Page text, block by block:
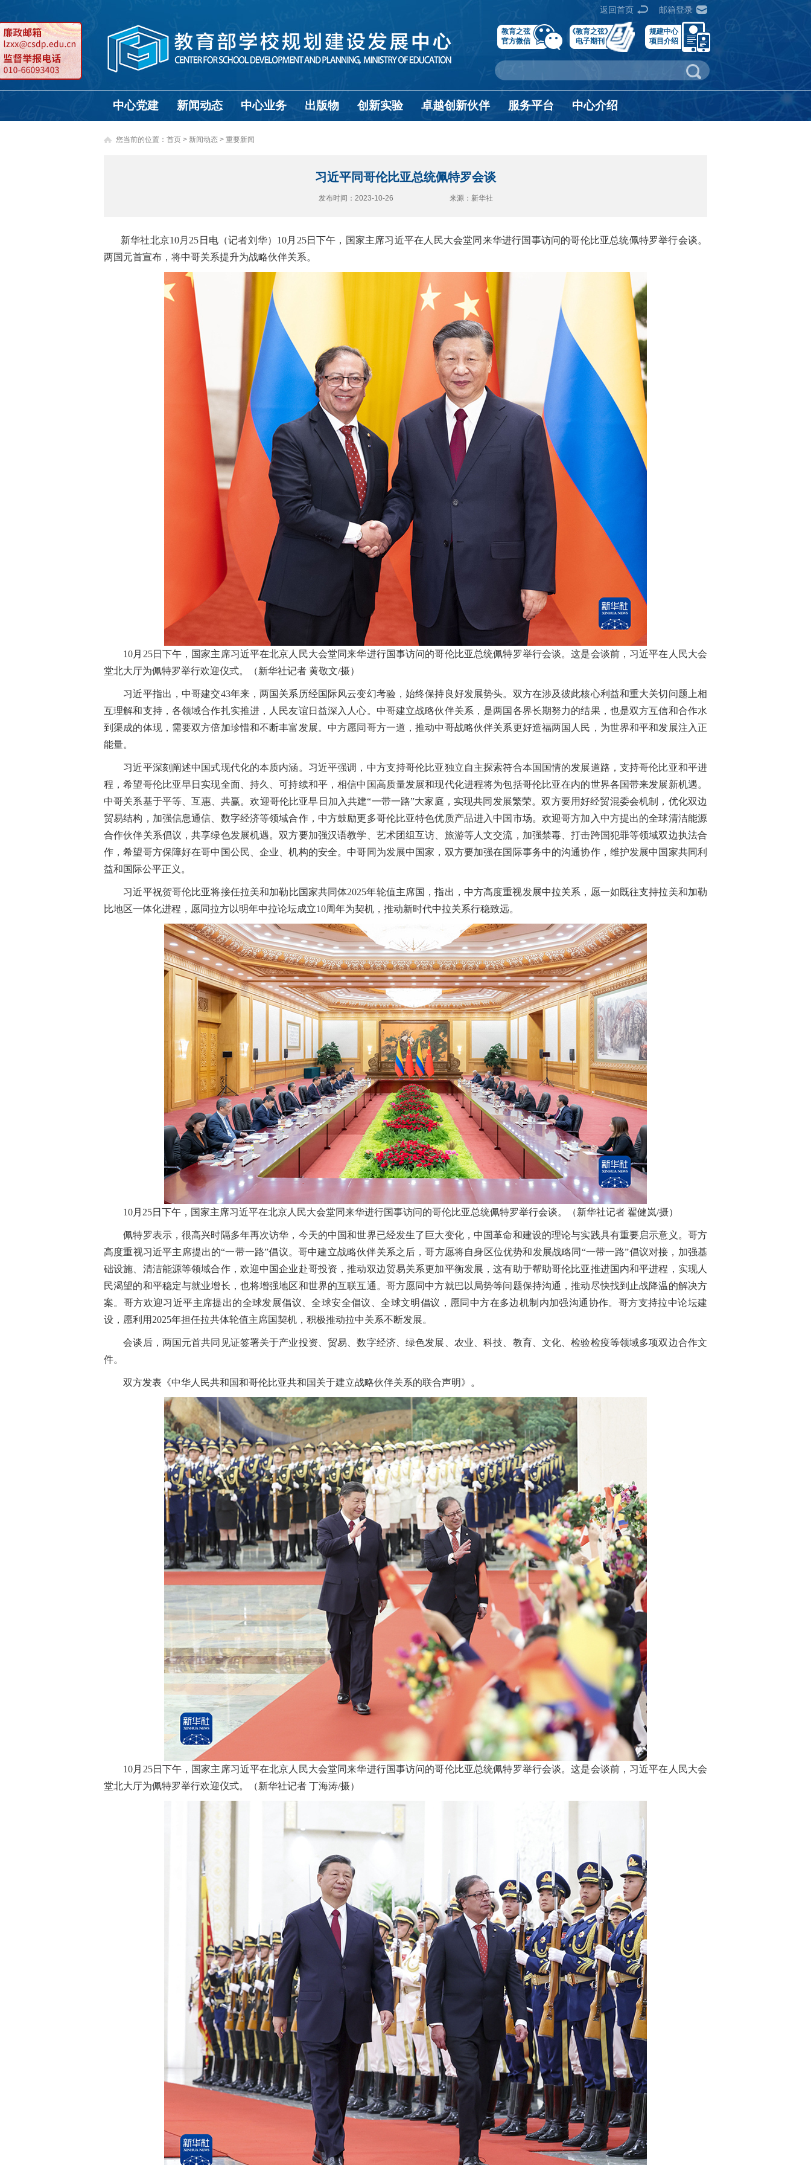
邮箱登录
返回首页
教育之弦
官方微信
规建中心
项目介绍
《教育之弦》
电子期刊
中心党建 新闻动态 中心业务 出版物 创新实验 卓越创新伙伴 服务平台 中心介绍
您当前的位置： 首页 > 新闻动态 > 重要新闻
习近平同哥伦比亚总统佩特罗会谈
发布时间：2023-10-26 来源：新华社
新华社北京10月25日电（记者刘华）10月25日下午，国家主席习近平在人民大会堂同来华进行国事访问的哥伦比亚总统佩特罗举行会谈。
两国元首宣布，将中哥关系提升为战略伙伴关系。
10月25日下午，国家主席习近平在北京人民大会堂同来华进行国事访问的哥伦比亚总统佩特罗举行会谈。这是会谈前，习近平在人民大会
堂北大厅为佩特罗举行欢迎仪式。（新华社记者 黄敬文/摄）
习近平指出，中哥建交43年来，两国关系历经国际风云变幻考验，始终保持良好发展势头。双方在涉及彼此核心利益和重大关切问题上相
互理解和支持，各领域合作扎实推进，人民友谊日益深入人心。中哥建立战略伙伴关系，是两国各界长期努力的结果，也是双方互信和合作水
到渠成的体现，需要双方倍加珍惜和不断丰富发展。中方愿同哥方一道，推动中哥战略伙伴关系更好造福两国人民，为世界和平和发展注入正
能量。
习近平深刻阐述中国式现代化的本质内涵。习近平强调，中方支持哥伦比亚独立自主探索符合本国国情的发展道路，支持哥伦比亚和平进
程，希望哥伦比亚早日实现全面、持久、可持续和平，相信中国高质量发展和现代化进程将为包括哥伦比亚在内的世界各国带来发展新机遇。
中哥关系基于平等、互惠、共赢。欢迎哥伦比亚早日加入共建“一带一路”大家庭，实现共同发展繁荣。双方要用好经贸混委会机制，优化双边
贸易结构，加强信息通信、数字经济等领域合作，中方鼓励更多哥伦比亚特色优质产品进入中国市场。欢迎哥方加入中方提出的全球清洁能源
合作伙伴关系倡议，共享绿色发展机遇。双方要加强汉语教学、艺术团组互访、旅游等人文交流，加强禁毒、打击跨国犯罪等领域双边执法合
作，希望哥方保障好在哥中国公民、企业、机构的安全。中哥同为发展中国家，双方要加强在国际事务中的沟通协作，维护发展中国家共同利
益和国际公平正义。
习近平祝贺哥伦比亚将接任拉美和加勒比国家共同体2025年轮值主席国，指出，中方高度重视发展中拉关系，愿一如既往支持拉美和加勒
比地区一体化进程，愿同拉方以明年中拉论坛成立10周年为契机，推动新时代中拉关系行稳致远。
10月25日下午，国家主席习近平在北京人民大会堂同来华进行国事访问的哥伦比亚总统佩特罗举行会谈。（新华社记者 翟健岚/摄）
佩特罗表示，很高兴时隔多年再次访华，今天的中国和世界已经发生了巨大变化，中国革命和建设的理论与实践具有重要启示意义。哥方
高度重视习近平主席提出的“一带一路”倡议。哥中建立战略伙伴关系之后，哥方愿将自身区位优势和发展战略同“一带一路”倡议对接，加强基
础设施、清洁能源等领域合作，欢迎中国企业赴哥投资，推动双边贸易关系更加平衡发展，这有助于帮助哥伦比亚推进国内和平进程，实现人
民渴望的和平稳定与就业增长，也将增强地区和世界的互联互通。哥方愿同中方就巴以局势等问题保持沟通，推动尽快找到止战降温的解决方
案。哥方欢迎习近平主席提出的全球发展倡议、全球安全倡议、全球文明倡议，愿同中方在多边机制内加强沟通协作。哥方支持拉中论坛建
设，愿利用2025年担任拉共体轮值主席国契机，积极推动拉中关系不断发展。
会谈后，两国元首共同见证签署关于产业投资、贸易、数字经济、绿色发展、农业、科技、教育、文化、检验检疫等领域多项双边合作文
件。
双方发表《中华人民共和国和哥伦比亚共和国关于建立战略伙伴关系的联合声明》。
10月25日下午，国家主席习近平在北京人民大会堂同来华进行国事访问的哥伦比亚总统佩特罗举行会谈。这是会谈前，习近平在人民大会
堂北大厅为佩特罗举行欢迎仪式。（新华社记者 丁海涛/摄）